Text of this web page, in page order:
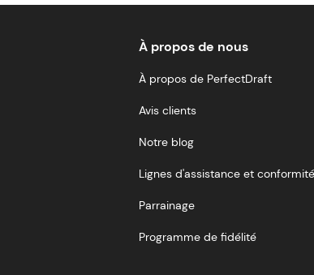
À propos de nous
À propos de PerfectDraft
Avis clients
Notre blog
Lignes d'assistance et conformité
Parrainage
Programme de fidélité